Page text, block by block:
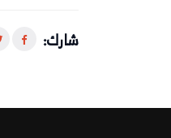
شارك: